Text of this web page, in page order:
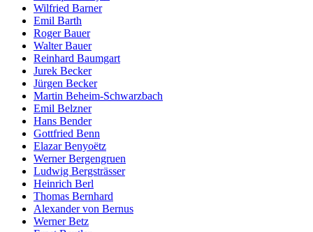
Wilfried Barner
Emil Barth
Roger Bauer
Walter Bauer
Reinhard Baumgart
Jurek Becker
Jürgen Becker
Martin Beheim-Schwarzbach
Emil Belzner
Hans Bender
Gottfried Benn
Elazar Benyoëtz
Werner Bergengruen
Ludwig Bergsträsser
Heinrich Berl
Thomas Bernhard
Alexander von Bernus
Werner Betz